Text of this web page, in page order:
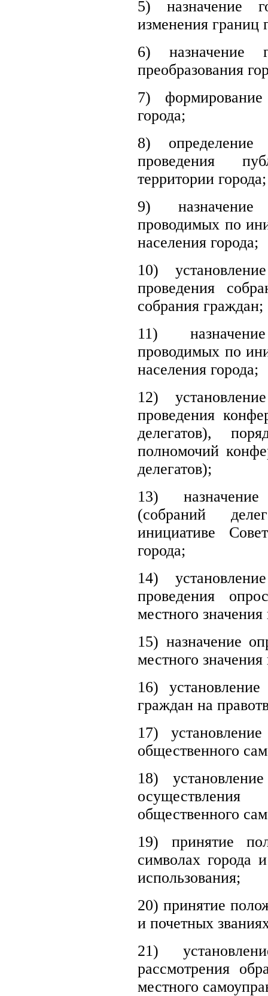
5) назначение
изменения границ
6) назначение
преобразования
7) формирование
города;
8) определение
проведения
территории города;
9)
проводимых по
населения города;
10)
проведения
собрания граждан;
11)
проводимых по
населения города;
12)
проведения
делегатов),
полномочий
делегатов);
13)
(собраний
инициативе
города;
14)
проведения
местного значения
15) назначение
местного значения
16)
граждан на
17)
общественного
18)
общественного
19) принятие
символах города
использования;
20) принятие
и почетных
21)
рассмотрения
местного